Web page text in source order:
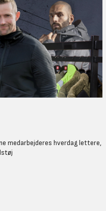
medarbejderes hverdag lettere,